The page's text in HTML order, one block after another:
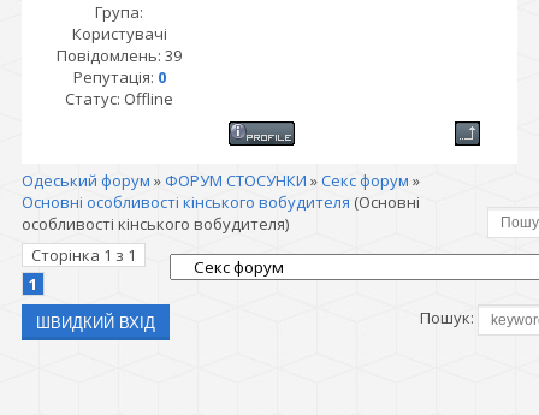
Група:
Користувачі
Повідомлень: 39
Репутація: 0
Статус: Offline
Одеський форум » ФОРУМ СТОСУНКИ »Секс форум »
Основні особливості кінського вобудителя (Основні
особливості кінського вобудителя)
Сторінка 1 з 1
1
Пошук: